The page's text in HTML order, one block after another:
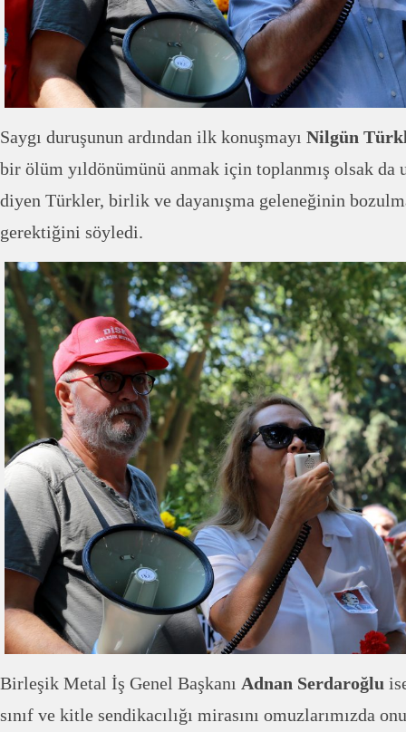
Saygı duruşunun ardından ilk konuşmayı Nilgün
bir ölüm yıldönümünü anmak için toplanmış olsak da
diyen Türkler, birlik ve dayanışma geleneğinin
gerektiğini söyledi.
Birleşik Metal İş Genel Başkanı Adnan Serdaroğlu
sınıf ve kitle sendikacılığı mirasını omuzlarımızda